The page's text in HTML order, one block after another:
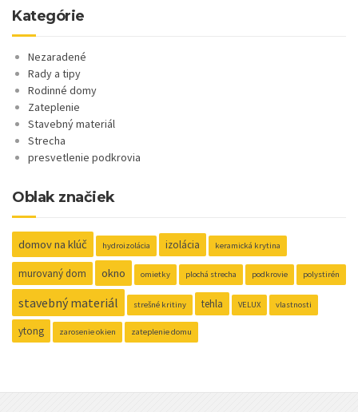
Kategórie
Nezaradené
Rady a tipy
Rodinné domy
Zateplenie
Stavebný materiál
Strecha
presvetlenie podkrovia
Oblak značiek
domov na klúč hydroizolácia izolácia keramická krytina
murovaný dom okno omietky plochá strecha podkrovie polystirén
stavebný materiál strešné kritiny tehla VELUX vlastnosti
ytong zarosenie okien zateplenie domu